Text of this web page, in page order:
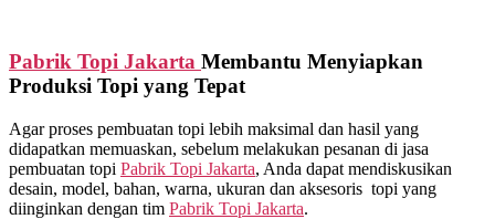
Pabrik Topi Jakarta Membantu Menyiapkan
Produksi Topi yang Tepat
Agar proses pembuatan topi lebih maksimal dan hasil yang
didapatkan memuaskan, sebelum melakukan pesanan di jasa
pembuatan topi Pabrik Topi Jakarta, Anda dapat mendiskusikan
desain, model, bahan, warna, ukuran dan aksesoris topi yang
diinginkan dengan tim Pabrik Topi Jakarta.